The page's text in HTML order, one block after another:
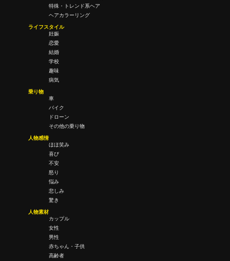
特殊・トレンド系ヘア
ヘアカラーリング
ライフスタイル
妊娠
恋愛
結婚
学校
趣味
病気
乗り物
車
バイク
ドローン
その他の乗り物
人物感情
ほほ笑み
喜び
不安
怒り
悩み
悲しみ
驚き
人物素材
カップル
女性
男性
赤ちゃん・子供
高齢者